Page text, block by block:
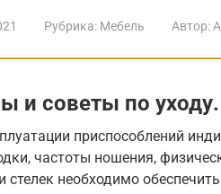
Рубрика: Мебель Автор:
и советы по уходу.
приспособлений
частоты ношения,
стелек необходимо